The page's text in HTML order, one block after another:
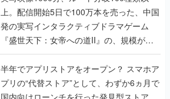
上。配信開始5日で100万本を売った、中国
発の実写インタラクティブドラマゲーム
『盛世天下：女帝への道II』の、規模が違
うこだわりをプロデューサーに聞いた
半年でアプリストアをオープン？ スマホア
プリの“代替ストア”として、わずか6ヵ月で
国内向けローンチを行った発見型ストア